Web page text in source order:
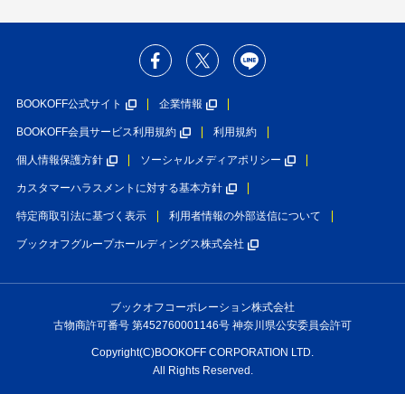
BOOKOFF公式サイト 企業情報
BOOKOFF会員サービス利用規約 利用規約
個人情報保護方針 ソーシャルメディアポリシー
カスタマーハラスメントに対する基本方針
特定商取引法に基づく表示 利用者情報の外部送信について
ブックオフグループホールディングス株式会社
ブックオフコーポレーション株式会社
古物商許可番号 第452760001146号 神奈川県公安委員会許可
Copyright(C)BOOKOFF CORPORATION LTD.
All Rights Reserved.